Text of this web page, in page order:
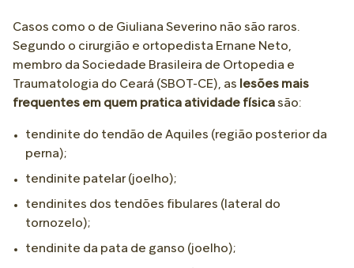
Casos como o de Giuliana Severino não são raros.
Segundo o cirurgião e ortopedista Ernane Neto,
membro da Sociedade Brasileira de Ortopedia e
Traumatologia do Ceará (SBOT-CE), as
lesões mais
frequentes em quem pratica atividade física são:
tendinite do tendão de Aquiles (região posterior da
perna);
tendinite patelar (joelho);
tendinites dos tendões fibulares (lateral do
tornozelo);
tendinite da pata de ganso (joelho);